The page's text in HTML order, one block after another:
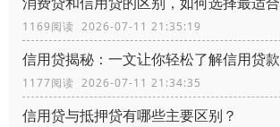
1169阅读 2026-07-11 21:35:19
信用贷揭秘：一文让你轻松了解信用贷款
1177阅读 2026-07-11 21:34:35
信用贷与抵押贷有哪些主要区别？